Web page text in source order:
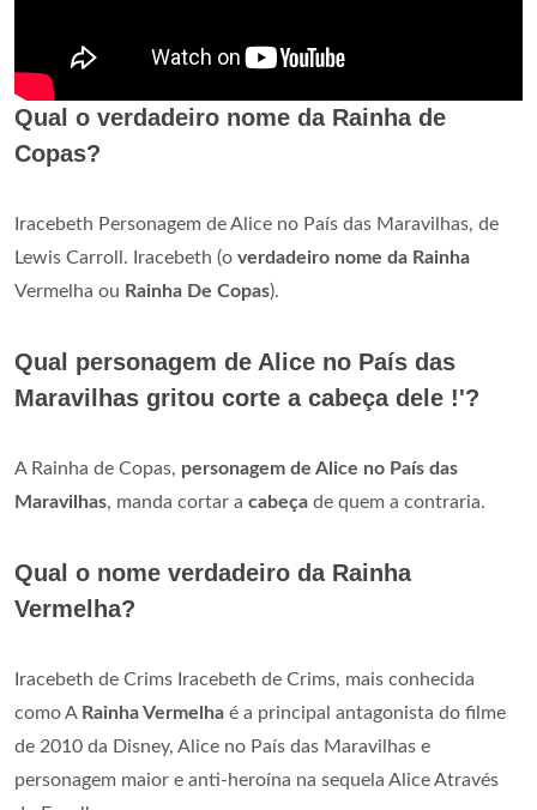
Qual o verdadeiro nome da Rainha de
Copas?
Iracebeth Personagem de Alice no País das Maravilhas, de
Lewis Carroll. Iracebeth (o verdadeiro nome da Rainha
Vermelha ou Rainha De Copas).
Qual personagem de Alice no País das
Maravilhas gritou corte a cabeça dele !'?
A Rainha de Copas, personagem de Alice no País das
Maravilhas, manda cortar a cabeça de quem a contraria.
Qual o nome verdadeiro da Rainha
Vermelha?
Iracebeth de Crims Iracebeth de Crims, mais conhecida
como A Rainha Vermelha é a principal antagonista do filme
de 2010 da Disney, Alice no País das Maravilhas e
personagem maior e anti-heroína na sequela Alice Através